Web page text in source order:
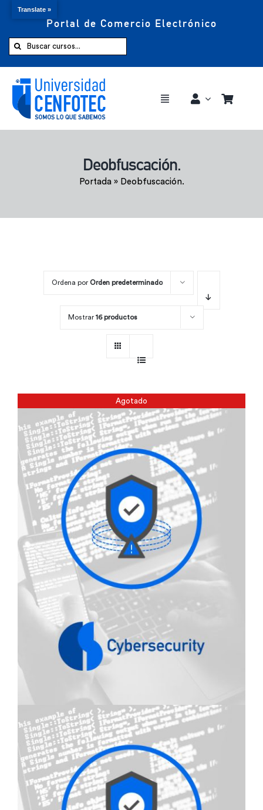
Portal de Comercio Electrónico
Buscar:
Toggle
Comprar ahora
Deobfuscación.
Portada» Deobfuscación.
Ordena por Orden predeterminado
Mostrar 16 productos
Agotado
Translate »